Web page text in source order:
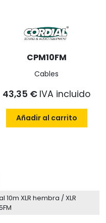
CPM10FM
Cables
43,35 € IVA incluido
Añadir al carrito
10m XLR hembra / XLR